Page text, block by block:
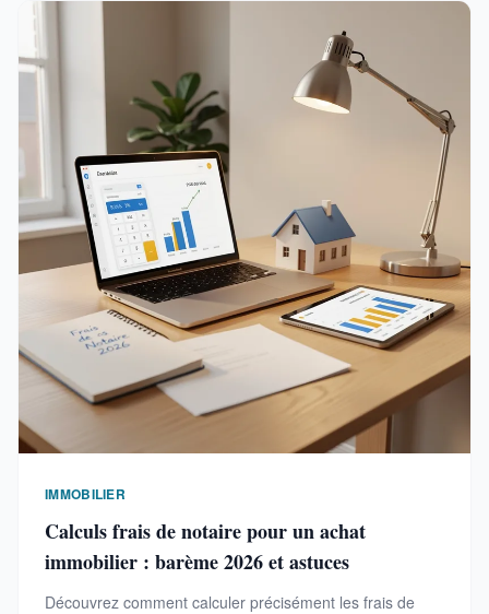
IMMOBILIER
Calculs frais de notaire pour un achat
immobilier : barème 2026 et astuces
Découvrez comment calculer précisément les frais de